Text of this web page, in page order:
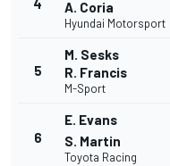
4
A. Coria
Hyundai Motorsport
5
M. Sesks
R. Francis
M-Sport
6
E. Evans
S. Martin
Toyota Racing